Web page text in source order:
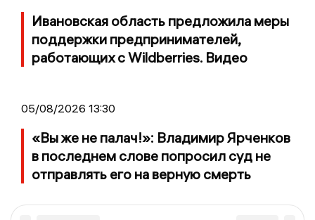
Ивановская область предложила меры
поддержки предпринимателей,
работающих с Wildberries. Видео
05/08/2026 13:30
«Вы же не палач!»: Владимир Ярченков
в последнем слове попросил суд не
отправлять его на верную смерть